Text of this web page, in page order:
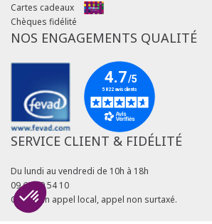
Cartes cadeaux
Chèques fidélité
NOS ENGAGEMENTS QUALITÉ
SERVICE CLIENT & FIDÉLITÉ
Du lundi au vendredi de 10h à 18h
09 69 39 54 10
Coût d'un appel local, appel non surtaxé.